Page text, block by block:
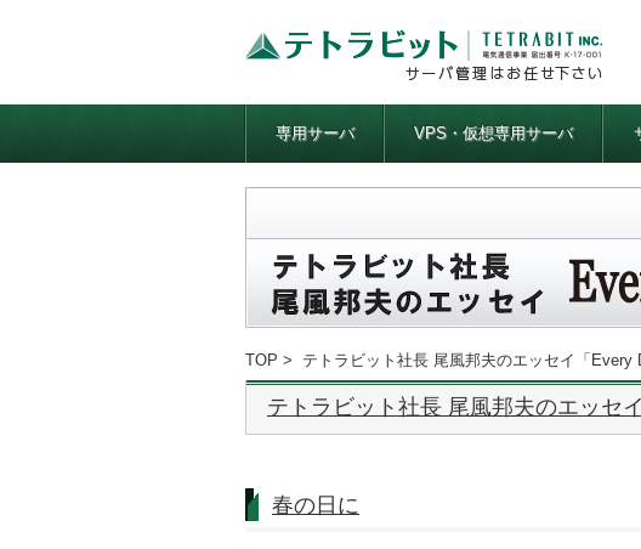
専用サーバ VPS・仮想専用サーバ
TOP > テトラビット社長 尾風邦夫のエッセイ「Every
テトラビット社長 尾風邦夫のエッセ
春の日に